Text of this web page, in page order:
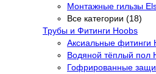
Монтажные гильзы
Все категории (18)
Трубы и Фитинги Hoobs
Аксиальные фитинги
Водяной тёплый пол
Гофрированные